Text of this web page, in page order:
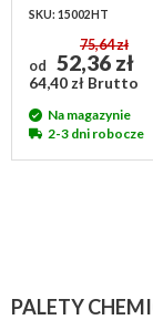
SKU: 15002HT
od
75,64 zł
52,36 zł
64,40 zł Brutto
Na magazynie
2-3 dni robocze
PALETY